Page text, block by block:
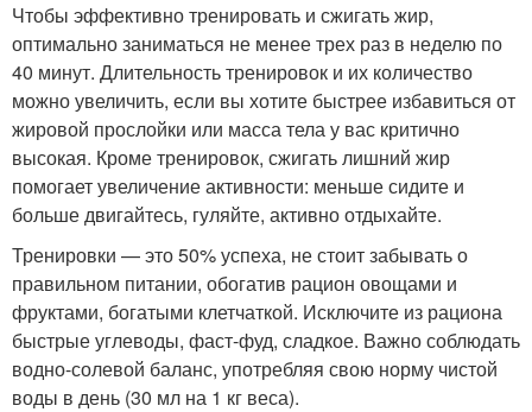
Чтобы эффективно тренировать и сжигать жир,
оптимально заниматься не менее трех раз в неделю по
40 минут. Длительность тренировок и их количество
можно увеличить, если вы хотите быстрее избавиться от
жировой прослойки или масса тела у вас критично
высокая. Кроме тренировок, сжигать лишний жир
помогает увеличение активности: меньше сидите и
больше двигайтесь, гуляйте, активно отдыхайте.
Тренировки — это 50% успеха, не стоит забывать о
правильном питании, обогатив рацион овощами и
фруктами, богатыми клетчаткой. Исключите из рациона
быстрые углеводы, фаст-фуд, сладкое. Важно соблюдать
водно-солевой баланс, употребляя свою норму чистой
воды в день (30 мл на 1 кг веса).